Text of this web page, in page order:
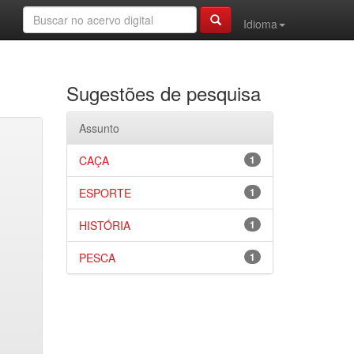
Idioma
Sugestões de pesquisa
Assunto
1
CAÇA
1
ESPORTE
1
HISTÓRIA
1
PESCA